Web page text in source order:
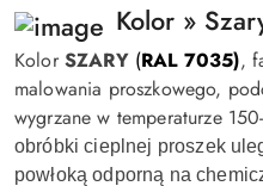
Kolor »
Kolor SZARY(RAL 7035),
malowania proszkowego,
wygrzane w temperaturze
obróbki cieplnej proszek
powłoką odporną na